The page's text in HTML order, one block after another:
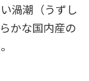
渦潮（うずし
かな国内産の